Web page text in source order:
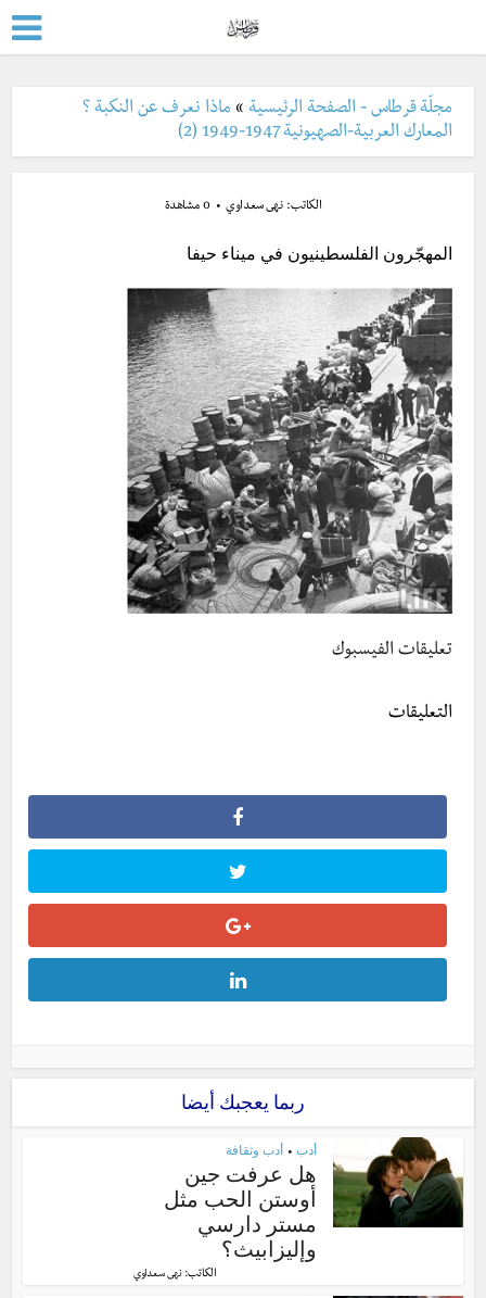
مجلّة قرطاس - الصفحة الرئيسية » ماذا نعرف عن النكبة ؟
المعارك العربية-الصهيونية 1947-1949 (2)
الكاتب:نهى سعداوي 0 مشاهدة
المهجّرون الفلسطينيون في ميناء حيفا
تعليقات الفيسبوك
التعليقات
ربما يعجبك أيضا
أدب • أدب وثقافة
هل عرفت جين
أوستن الحب مثل
مستر دارسي
وإليزابيث؟
الكاتب: نهى سعداوي